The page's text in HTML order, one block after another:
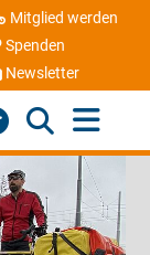
Mitglied werden
Spenden
Newsletter